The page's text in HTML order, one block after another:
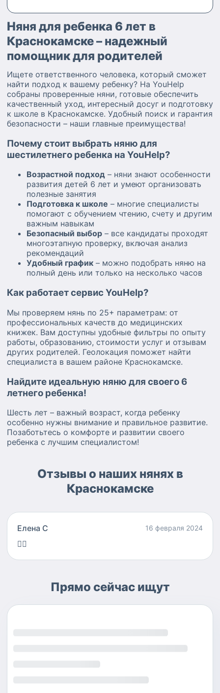
Няня для ребенка 6 лет в
Краснокамске – надежный
помощник для родителей
Ищете ответственного человека, который сможет
найти подход к вашему ребенку? На YouHelp
собраны проверенные няни, готовые обеспечить
качественный уход, интересный досуг и подготовку
к школе в Краснокамске. Удобный поиск и гарантия
безопасности – наши главные преимущества!
Почему стоит выбрать няню для
шестилетнего ребенка на YouHelp?
Возрастной подход – няни знают особенности
развития детей 6 лет и умеют организовать
полезные занятия
Подготовка к школе – многие специалисты
помогают с обучением чтению, счету и другим
важным навыкам
Безопасный выбор – все кандидаты проходят
многоэтапную проверку, включая анализ
рекомендаций
Удобный график – можно подобрать няню на
полный день или только на несколько часов
Как работает сервис YouHelp?
Мы проверяем нянь по 25+ параметрам: от
профессиональных качеств до медицинских
книжек. Вам доступны удобные фильтры по опыту
работы, образованию, стоимости услуг и отзывам
других родителей. Геолокация поможет найти
специалиста в вашем районе Краснокамске.
Найдите идеальную няню для своего 6
летнего ребенка!
Шесть лет – важный возраст, когда ребенку
особенно нужны внимание и правильное развитие.
Позаботьтесь о комфорте и развитии своего
ребенка с лучшим специалистом!
Отзывы о наших нянях в
Краснокамске
Елена С 16 февраля 2024
👍🏻
Прямо сейчас ищут